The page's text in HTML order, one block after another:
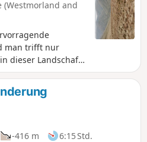
(Westmorland and
man trifft nur
dieser Landschaft.
das Bowderdale
es stetig zum
hinaufsteigt.
Ausblicke,
folgt.
-416 m
6:15 Std.